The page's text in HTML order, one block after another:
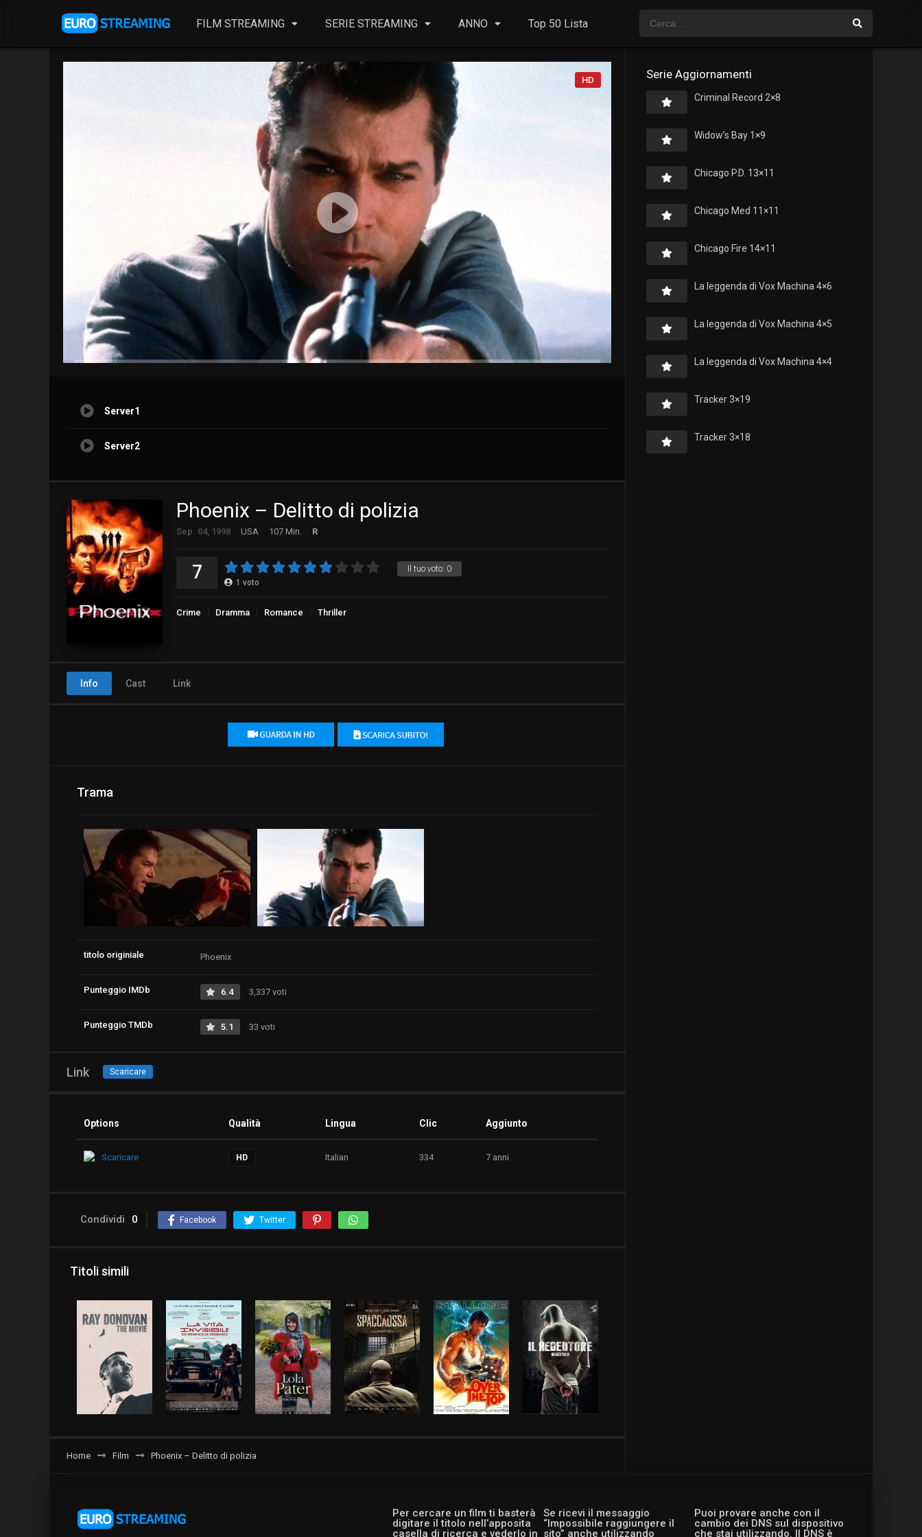
FILM STREAMING SERIE STREAMING ANNO Top 50 Lista
HD
Server1
Server2
Phoenix – Delitto di polizia
Sep. 04, 1998 USA 107 Min. R
Il tuo voto: 0
7 1 voto
Crime Dramma Romance Thriller
Info Cast Link
Trama
titolo originiale Phoenix
Punteggio IMDb 6.4 3,337 voti
Punteggio TMDb 5.1 33 voti
Link Scaricare
Options Qualità Lingua Clic Aggiunto
Scaricare HD Italian 334 7 anni
Condividi 0 Facebook Twitter
Titoli simili
Home Film Phoenix – Delitto di polizia
Serie Aggiornamenti
Criminal Record 2×8
Widow’s Bay 1×9
Chicago P.D. 13×11
Chicago Med 11×11
Chicago Fire 14×11
La leggenda di Vox Machina 4×6
La leggenda di Vox Machina 4×5
La leggenda di Vox Machina 4×4
Tracker 3×19
Tracker 3×18
Per cercare un film ti basterà
digitare il titolo nell’apposita
casella di ricerca e vederlo in
Se ricevi il messaggio
“Impossibile raggiungere il
sito” anche utilizzando
Puoi provare anche con il
cambio dei DNS sul dispositivo
che stai utilizzando. Il DNS è